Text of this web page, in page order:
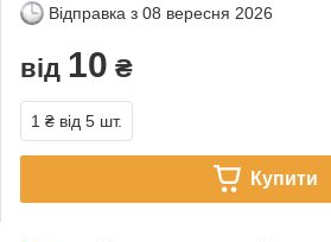
Відправка з 08 вересня 2026
від 10 ₴
1 ₴ від 5 шт.
Купити